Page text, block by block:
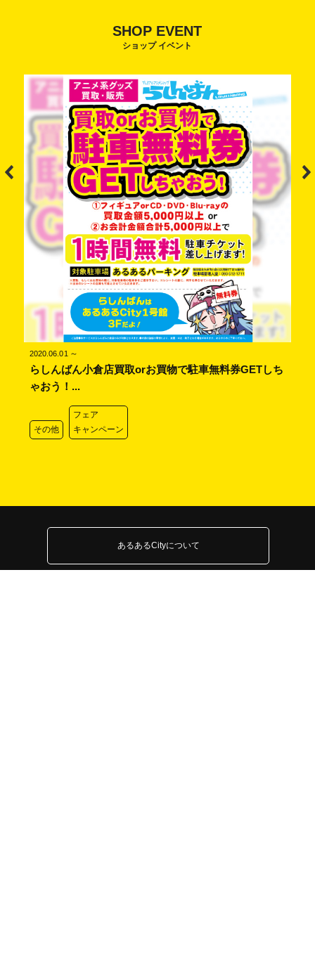
SHOP EVENT
ショップ イベント
2020.06.01 ～
らしんばん小倉店買取orお買物で駐車無料券GETしち
ゃおう！...
その他
フェア
キャンペーン
あるあるCityについて